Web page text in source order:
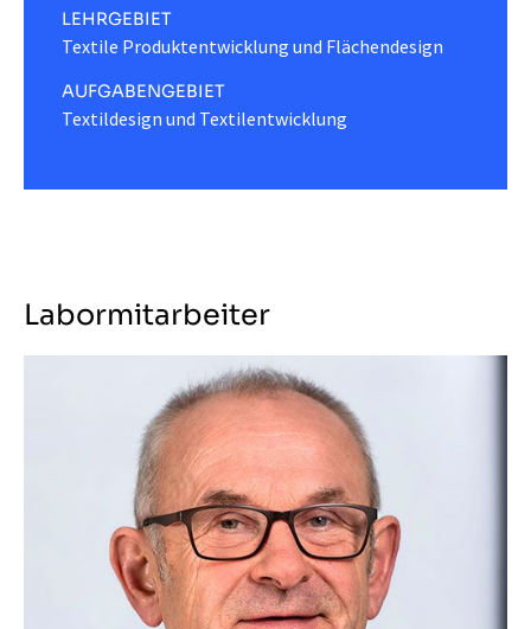
LEHRGEBIET
Textile Produktentwicklung und Flächendesign
AUFGABENGEBIET
Textildesign und Textilentwicklung
Labormitarbeiter